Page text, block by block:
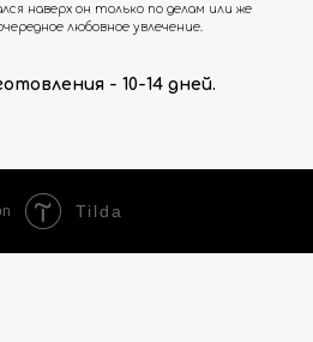
наверх он только по делам или же
любовное увлечение.
- 10-14 дней.
Tilda